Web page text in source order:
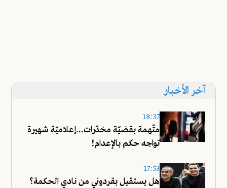
آخر الأخبار
18:37
متّهمة بقضيّة مخدّرات...إعلاميّة شهيرة
تواجه حكم بالإعدام!
17:53
هل يستقيل بقردوني من نادي الحكمة؟